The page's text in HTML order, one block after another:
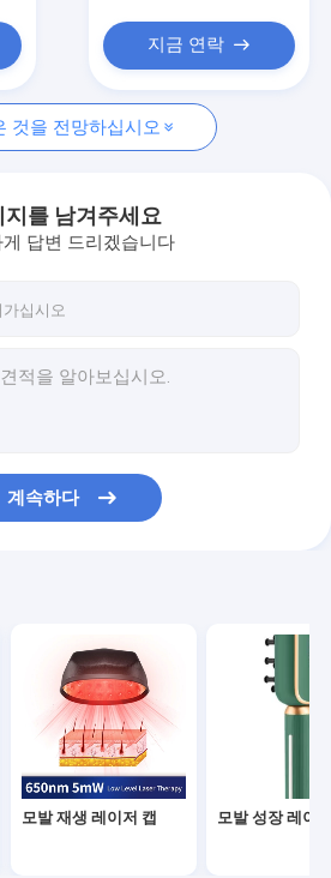
계
지금 연락
것을 전망하십시오
지를 남겨주세요
답변 드리겠습니다
계속하다
모발 재생 레이저 캡 모발 성장 레이